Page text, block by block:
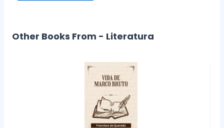
Other Books From - Literatura